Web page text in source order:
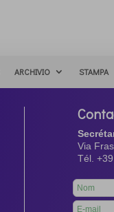
ARCHIVIO STAMPA
Via
Tél.
Leave
this
field